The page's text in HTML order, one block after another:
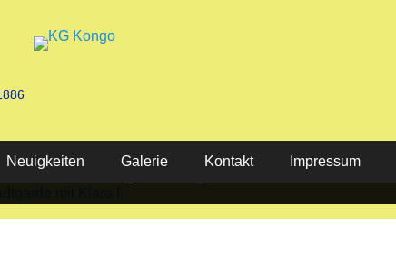
Neuigkeiten Galerie Kontakt Impressum
KG Kongo 2025
Stadtgarde mit Klara I.